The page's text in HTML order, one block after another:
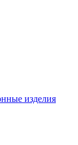
изделия